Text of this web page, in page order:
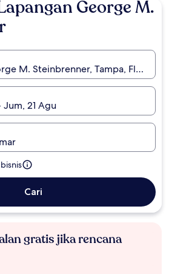
George M.
M. Steinbrenner, Tampa, Florida,
21 Agu
Cari
gratis jika rencana